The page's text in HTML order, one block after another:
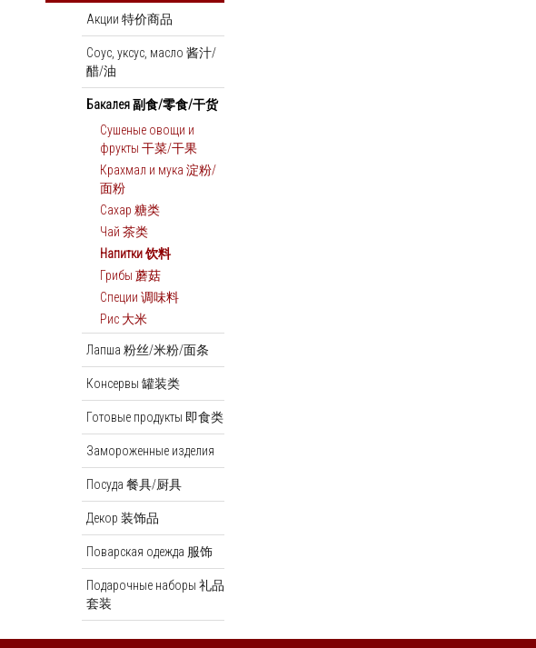
Акции 特价商品
Соус, уксус, масло 酱汁/
醋/油
Бакалея 副食/零食/干货
Сушеные овощи и
фрукты 干菜/干果
Крахмал и мука 淀粉/
面粉
Сахар 糖类
Чай 茶类
Напитки 饮料
Грибы 蘑菇
Специи 调味料
Рис 大米
Лапша 粉丝/米粉/面条
Консервы 罐装类
Готовые продукты 即食类
Замороженные изделия
Посуда 餐具/厨具
Декор 装饰品
Поварская одежда 服饰
Подарочные наборы 礼品
套装